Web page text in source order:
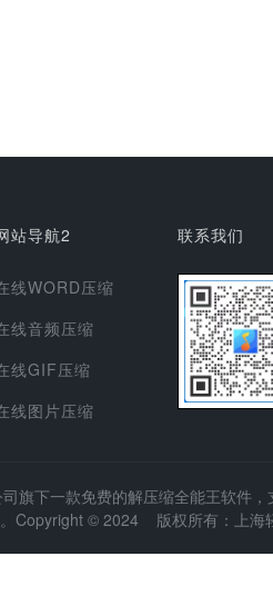
站导航2
线WORD压缩
线音频压缩
线GIF压缩
线图片压缩
联系我们
旗下一款免费的解压缩全能王软件
Copyright © 2024 版权所有：上